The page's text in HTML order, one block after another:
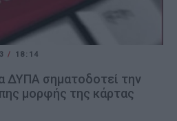
/ 18:14
ΔΥΠΑ σηματοδοτεί την
μορφής της κάρτας